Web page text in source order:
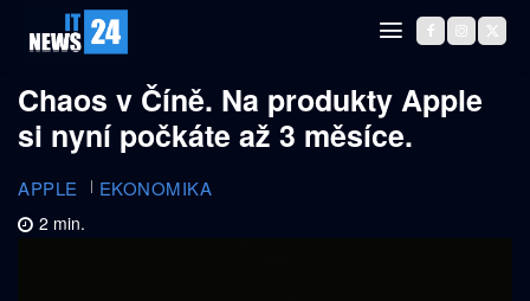
Chaos v Číně. Na produkty Apple
si nyní počkáte až 3 měsíce.
APPLE EKONOMIKA
2 min.